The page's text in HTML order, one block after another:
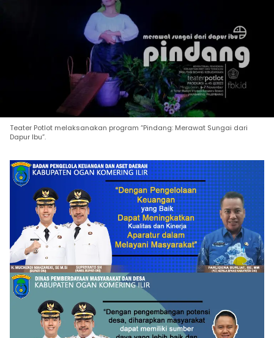
Teater Potlot melaksanakan program “Pindang: Merawat Sungai dari
Dapur Ibu”.